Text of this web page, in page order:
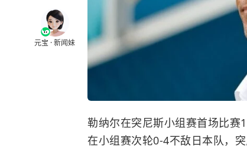
元宝 · 新闻妹
勒纳尔在突尼斯小组赛首场比赛
在小组赛次轮0-4不敌日本队，突